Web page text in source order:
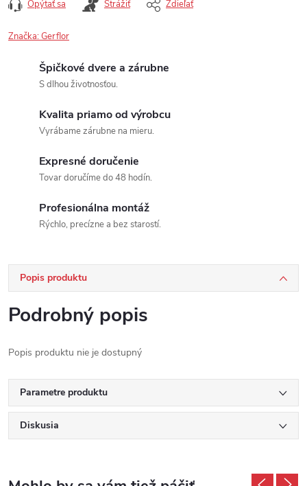
Opýtať sa Strážiť Zdieľať
Značka:Gerflor
Špičkové dvere a zárubne
S dlhou životnosťou.
Kvalita priamo od výrobcu
Vyrábame zárubne na mieru.
Expresné doručenie
Tovar doručíme do 48 hodín.
Profesionálna montáž
Rýchlo, precízne a bez starostí.
Popis produktu
Podrobný popis
Popis produktu nie je dostupný
Parametre produktu
Diskusia